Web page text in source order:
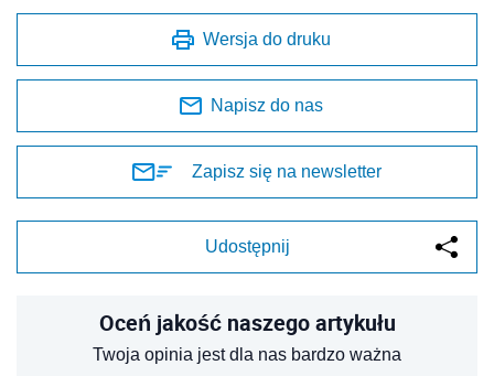
Wersja do druku
Napisz do nas
Zapisz się na newsletter
Udostępnij
Oceń jakość naszego artykułu
Twoja opinia jest dla nas bardzo ważna